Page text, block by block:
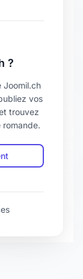
?
Joomil.ch
vos
trouvez
romande.